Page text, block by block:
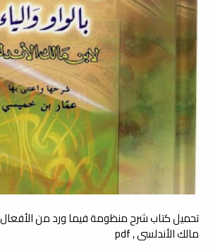
تحميل كتاب شرح منظومة فيما ورد من الأفعال
مالك الأندلسي , pdf